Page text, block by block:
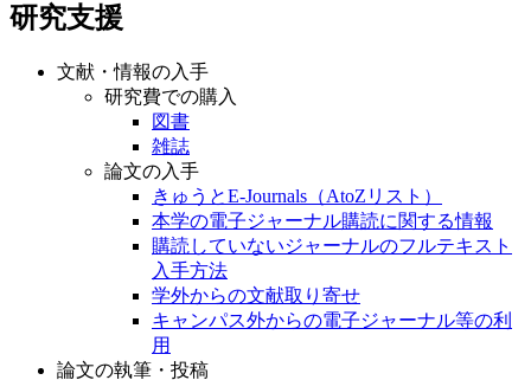
研究支援
文献・情報の入手
研究費での購入
図書
雑誌
論文の入手
きゅうとE-Journals（AtoZリスト）
本学の電子ジャーナル購読に関する情報
購読していないジャーナルのフルテキスト
入手方法
学外からの文献取り寄せ
キャンパス外からの電子ジャーナル等の利
用
論文の執筆・投稿